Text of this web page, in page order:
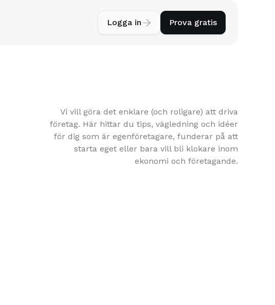
Logga in  Prova gratis
Vi vill göra det enklare (och roligare) att driva
företag. Här hittar du tips, vägledning och idéer
för dig som är egenföretagare, funderar på att
starta eget eller bara vill bli klokare inom
ekonomi och företagande.